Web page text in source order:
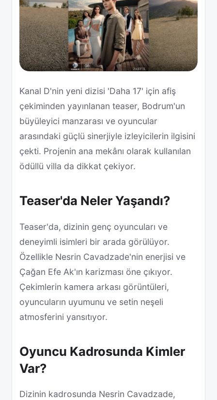
Kanal D'nin yeni dizisi 'Daha 17' için afiş
çekiminden yayınlanan teaser, Bodrum'un
büyüleyici manzarası ve oyuncular
arasındaki güçlü sinerjiyle izleyicilerin ilgisini
çekti. Projenin ana mekânı olarak kullanılan
ödüllü villa da dikkat çekiyor.
Teaser'da Neler Yaşandı?
Teaser'da, dizinin genç oyuncuları ve
deneyimli isimleri bir arada görülüyor.
Özellikle Nesrin Cavadzade'nin enerjisi ve
Çağan Efe Ak'ın karizması öne çıkıyor.
Çekimlerin kamera arkası görüntüleri,
oyuncuların uyumunu ve setin neşeli
atmosferini yansıtıyor.
Oyuncu Kadrosunda Kimler
Var?
Dizinin kadrosunda Nesrin Cavadzade,